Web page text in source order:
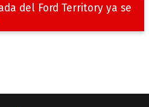
del Ford Territory ya se